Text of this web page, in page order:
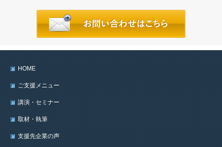
HOME
ご支援メニュー
講演・セミナー
取材・執筆
支援先企業の声